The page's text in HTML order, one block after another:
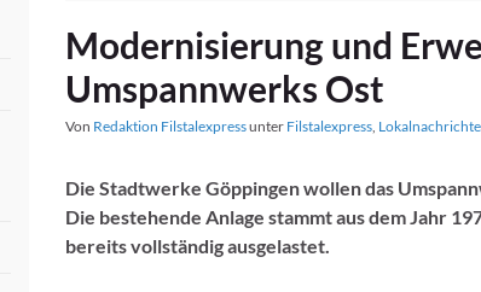
Modernisierung und
Umspannwerks Ost
Von Redaktion Filstalexpressunter Filstalexpress,
Die Stadtwerke Göppingen wollen das
Die bestehende Anlage stammt aus dem Jahr
bereits vollständig ausgelastet.